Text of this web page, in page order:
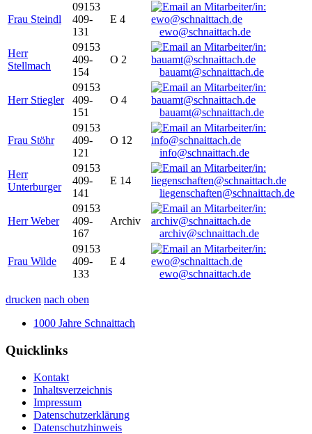
Frau Steindl
09153
409-
131
E 4
ewo@schnaittach.de
Herr
Stellmach
09153
409-
154
O 2
bauamt@schnaittach.de
Herr Stiegler
09153
409-
151
O 4
bauamt@schnaittach.de
Frau Stöhr
09153
409-
121
O 12
info@schnaittach.de
Herr
Unterburger
09153
409-
141
E 14
liegenschaften@schnaittach.de
Herr Weber
09153
409-
167
Archiv
archiv@schnaittach.de
Frau Wilde
09153
409-
133
E 4
ewo@schnaittach.de
drucken nach oben
1000 Jahre Schnaittach
Quicklinks
Kontakt
Inhaltsverzeichnis
Impressum
Datenschutzerklärung
Datenschutzhinweis